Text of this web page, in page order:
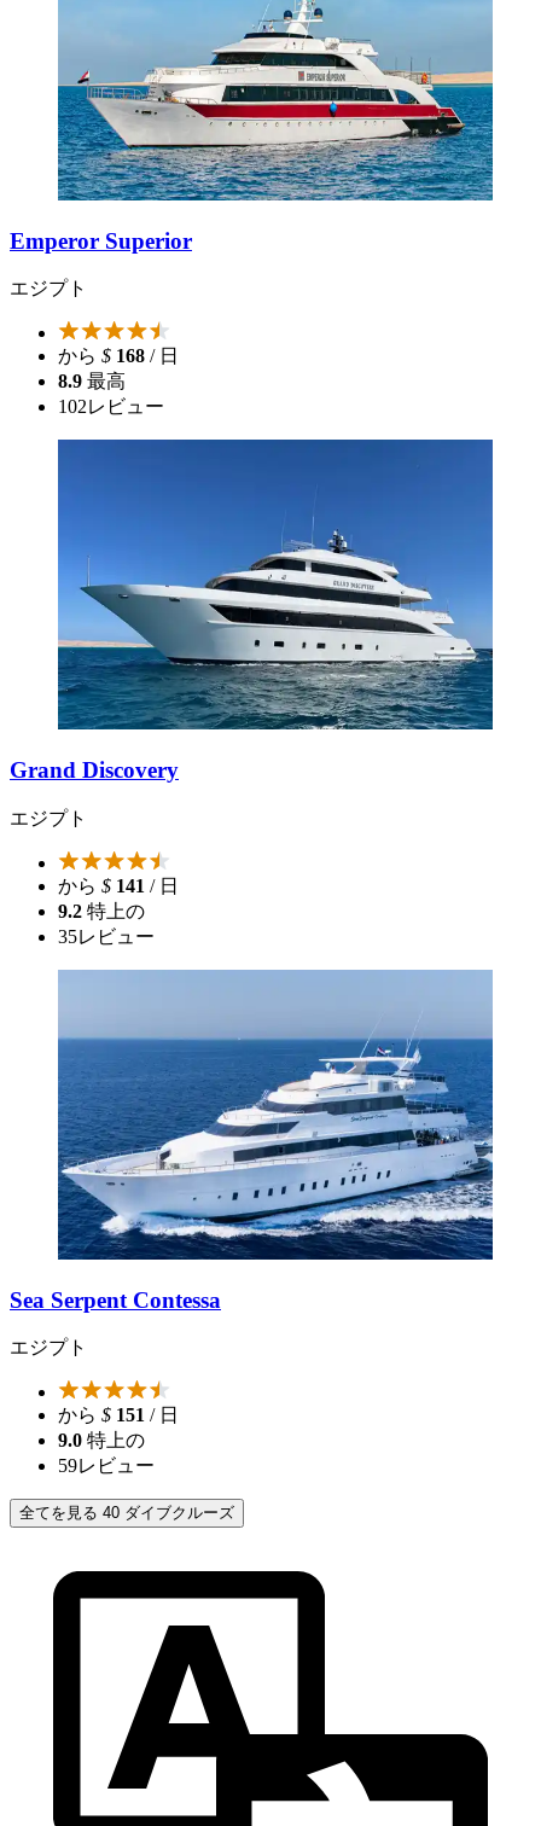
Emperor Superior
エジプト
から $ 168 / 日
8.9 最高
102レビュー
Grand Discovery
エジプト
から $ 141 / 日
9.2 特上の
35レビュー
Sea Serpent Contessa
エジプト
から $ 151 / 日
9.0 特上の
59レビュー
全てを見る 40 ダイブクルーズ